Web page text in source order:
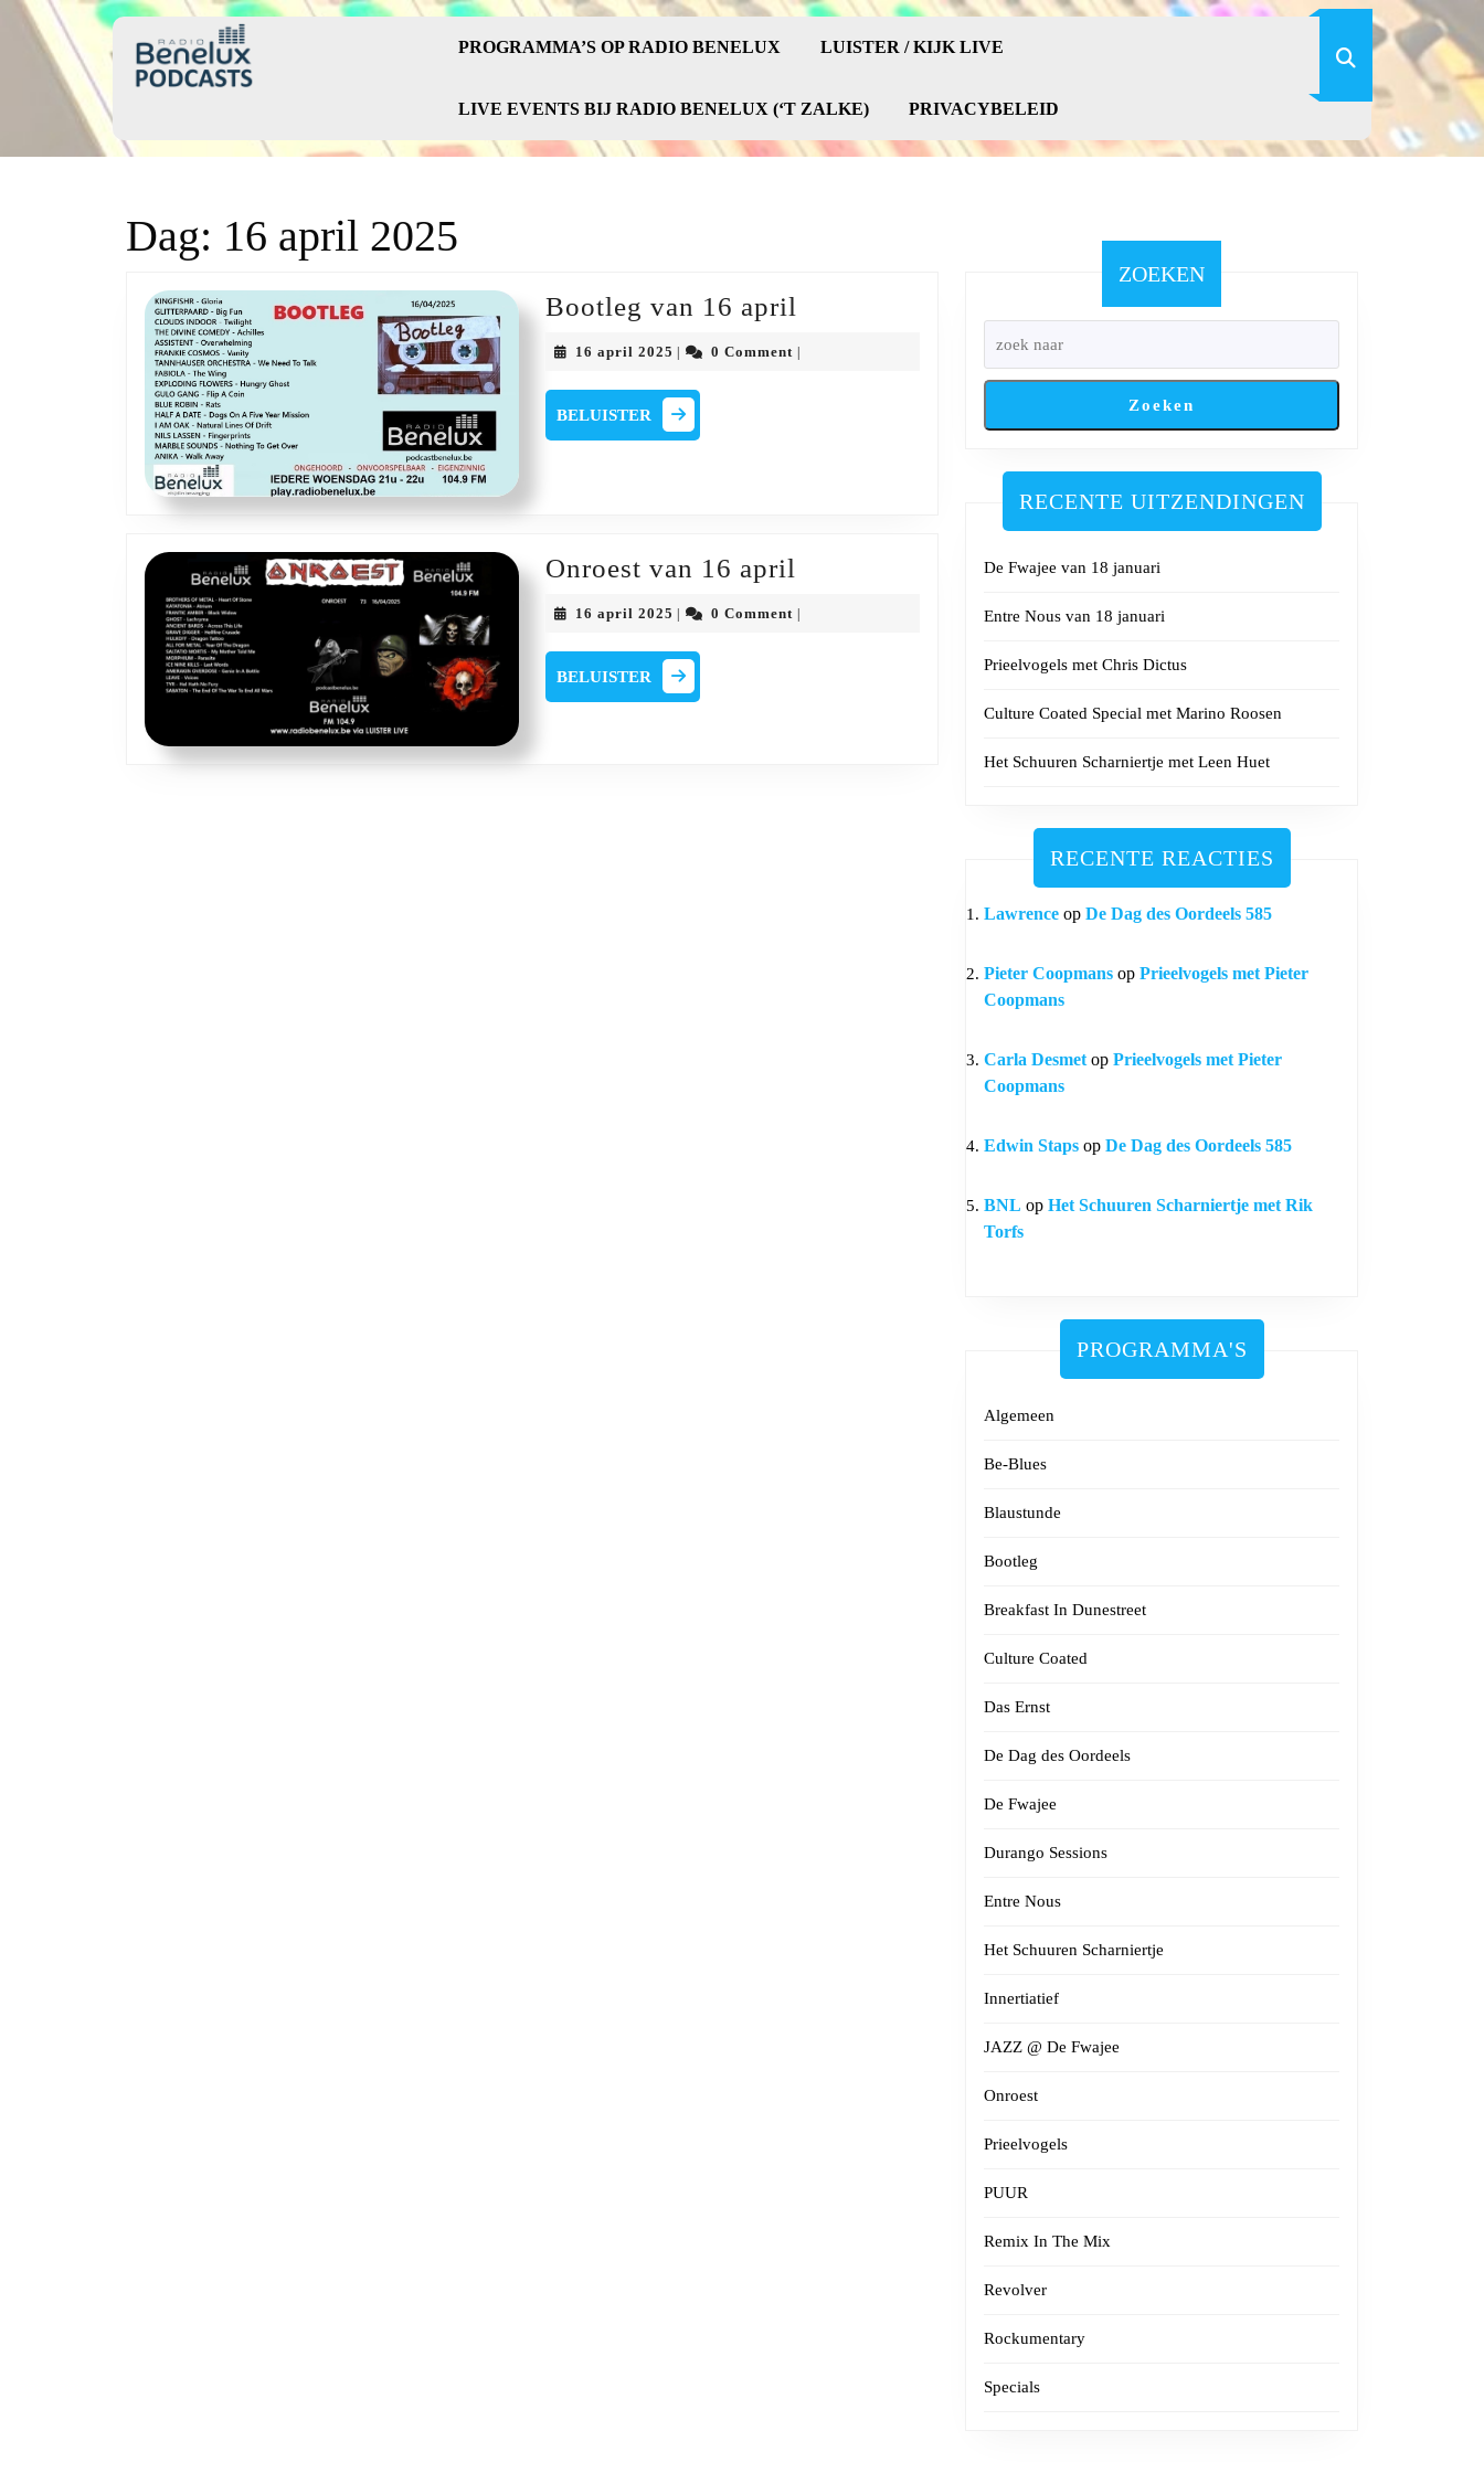
Skip
PROGRAMMA’S OP RADIO BENELUX LUISTER / KIJK LIVE
LIVE EVENTS BIJ RADIO BENELUX (‘T ZALKE) PRIVACYBELEID
Dag: 16 april 2025
Bootleg van 16 april
16 april 2025 16
2025
0 Comment
BELUISTER
Onroest van 16 april
16 april 2025 16
2025
| 0 Comment |
BELUISTER
ZOEKEN
Zoeken
RECENTE UITZENDINGEN
De Fwajee van 18 januari
Entre Nous van 18 januari
Prieelvogels met Chris Dictus
Culture Coated Special met Marino Roosen
Het Schuuren Scharniertje met Leen Huet
RECENTE REACTIES
Lawrence op De Dag des Oordeels 585
Pieter Coopmans op Prieelvogels met Pieter
Coopmans
Carla Desmet op Prieelvogels met Pieter
Coopmans
Edwin Staps op De Dag des Oordeels 585
BNL op Het Schuuren Scharniertje met Rik
Torfs
PROGRAMMA'S
Algemeen
Be-Blues
Blaustunde
Bootleg
Breakfast In Dunestreet
Culture Coated
Das Ernst
De Dag des Oordeels
De Fwajee
Durango Sessions
Entre Nous
Het Schuuren Scharniertje
Innertiatief
JAZZ @ De Fwajee
Onroest
Prieelvogels
PUUR
Remix In The Mix
Revolver
Rockumentary
Specials